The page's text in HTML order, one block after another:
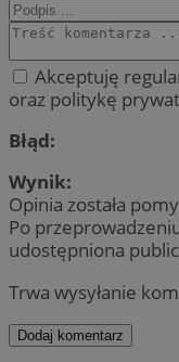
Akceptuję
oraz politykę
Błąd:
Wynik:
Opinia została
Po
udostępniona
Trwa wysyłanie
Dodaj komentarz